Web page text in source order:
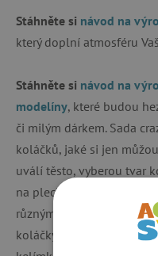
Stáhněte si návod na
který doplní atmosféru
Stáhněte si návod na
modelíny, které budou
či milým dárkem. Sada
koláčků, jaké si jen
uválí těsto, vyberou tvar
na plech a jako upečou.
různými tvary díky
koláčky, váleček,